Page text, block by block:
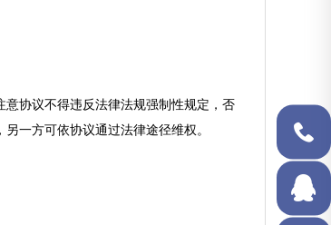
协议不得违反法律法规强制性规定，否
一方可依协议通过法律途径维权。
134-
2792-
4848